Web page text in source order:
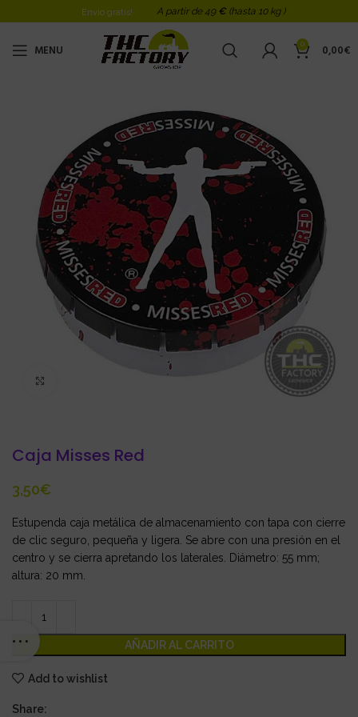
Envio gratis! A partir de 49 € (hasta 10 kg )
MENU 0 0,00€
Caja Misses Red
€
Estupenda caja metálica de almacenamiento con tapa con cierre
de clic seguro, pequeña y ligera. Se abre con una presión en el
centro y se cierra apretando los laterales. Diámetro: 55 mm;
altura: 20 mm.
AÑADIR AL CARRITO
Add to wishlist
Share: